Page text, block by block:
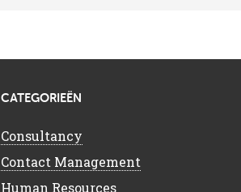
CATEGORIEËN
Consultancy
Contact Management
Human Resources